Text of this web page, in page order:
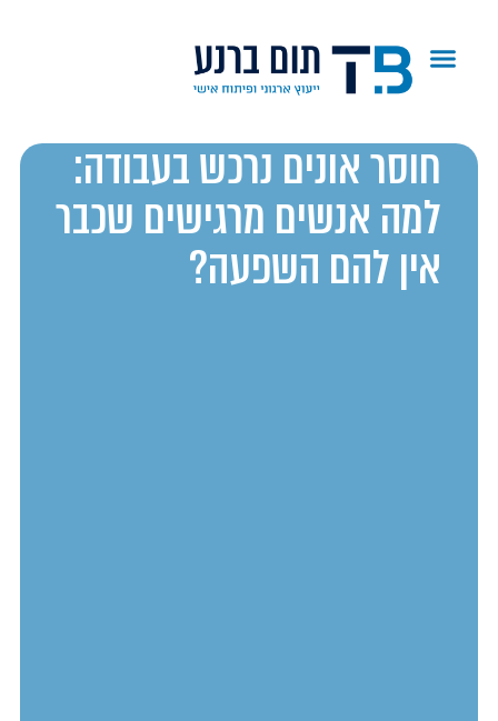
חוסר אונים נרכש בעבודה:
למה אנשים מרגישים שכבר
אין להם השפעה?